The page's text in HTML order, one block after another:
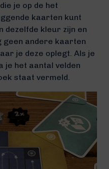
je op de het
kaarten kunt
dezelfde kleur zijn en
geen andere kaarten
je deze oplegt. Als je
je het aantal velden
staat vermeld.